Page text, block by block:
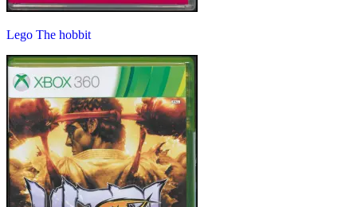
Lego The hobbit